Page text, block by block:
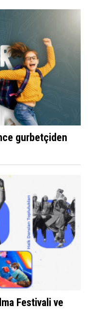
gurbetçiden
Festivali ve